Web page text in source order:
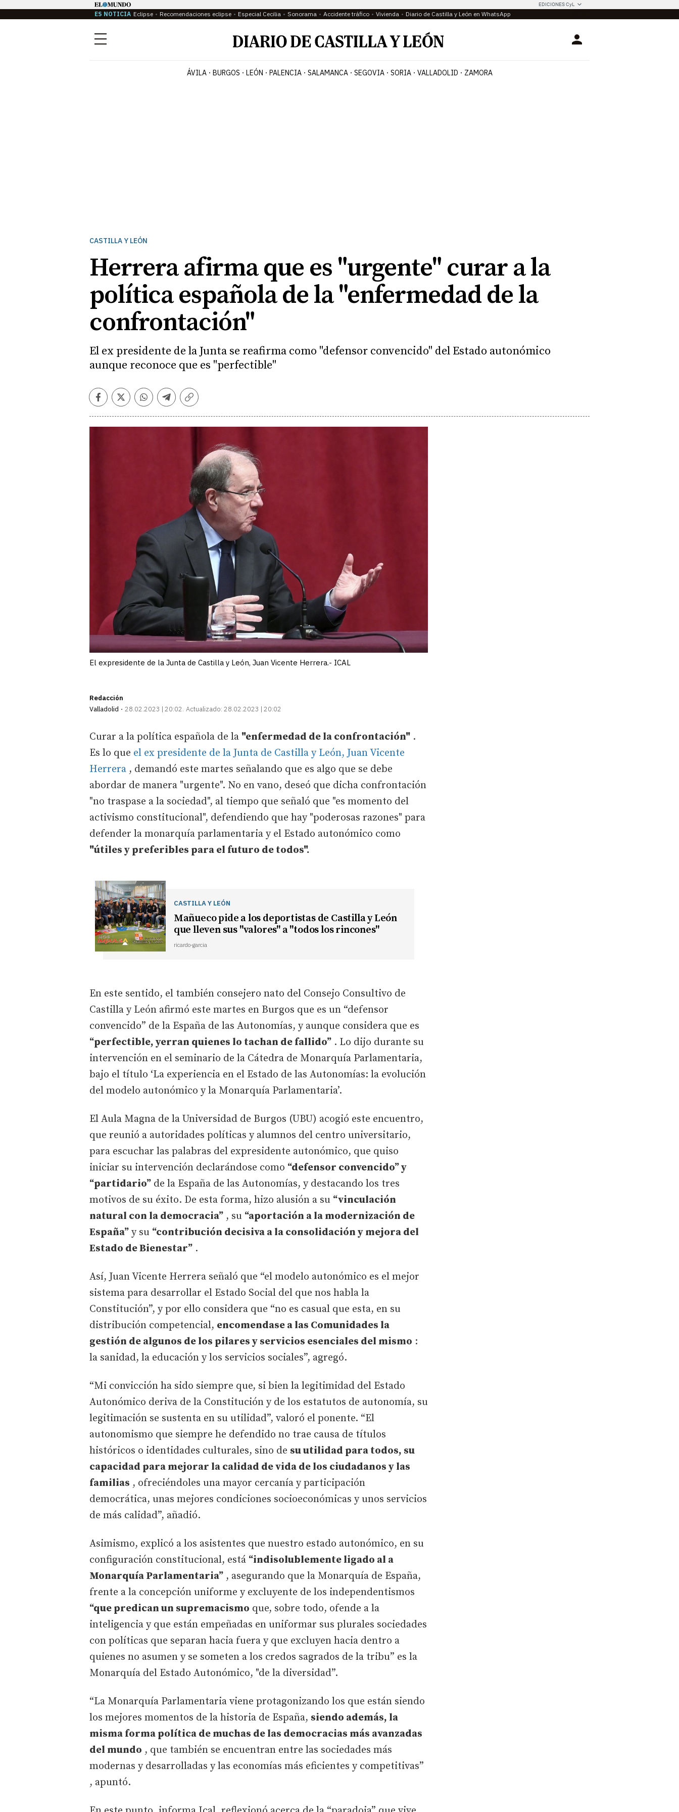
EDICIONES CyL
ES NOTICIA Eclipse Recomendaciones eclipse Especial Cecilia Sonorama Accidente tráfico Vivienda Diario de Castilla y León en WhatsApp
Menú Login
ÁVILA BURGOS LEÓN PALENCIA SALAMANCA SEGOVIA SORIA VALLADOLID ZAMORA
CASTILLA Y LEÓN
Herrera afirma que es "urgente" curar a la
política española de la "enfermedad de la
confrontación"
El ex presidente de la Junta se reafirma como "defensor convencido" del Estado autonómico
aunque reconoce que es "perfectible"
Facebook
TwitterWhatsapp
Telegram
Copiar
El expresidente de la Junta de Castilla y León, Juan Vicente Herrera.- ICAL
Redacción
Valladolid
28.02.2023 | 20:02 Actualizado: 28.02.2023 | 20:02
Curar a la política española de la "enfermedad de la confrontación" .
Es lo que el ex presidente de la Junta de Castilla y León, Juan Vicente
Herrera , demandó este martes señalando que es algo que se debe
abordar de manera "urgente". No en vano, deseó que dicha confrontación
"no traspase a la sociedad", al tiempo que señaló que "es momento del
activismo constitucional", defendiendo que hay "poderosas razones" para
defender la monarquía parlamentaria y el Estado autonómico como
"útiles y preferibles para el futuro de todos".
CASTILLA Y LEÓN
Mañueco pide a los deportistas de Castilla y León
que lleven sus "valores" a "todos los rincones"
ricardo-garcia
En este sentido, el también consejero nato del Consejo Consultivo de
Castilla y León afirmó este martes en Burgos que es un “defensor
convencido” de la España de las Autonomías, y aunque considera que es
“perfectible, yerran quienes lo tachan de fallido” . Lo dijo durante su
intervención en el seminario de la Cátedra de Monarquía Parlamentaria,
bajo el título ‘La experiencia en el Estado de las Autonomías: la evolución
del modelo autonómico y la Monarquía Parlamentaria’.
El Aula Magna de la Universidad de Burgos (UBU) acogió este encuentro,
que reunió a autoridades políticas y alumnos del centro universitario,
para escuchar las palabras del expresidente autonómico, que quiso
iniciar su intervención declarándose como “defensor convencido” y
“partidario” de la España de las Autonomías, y destacando los tres
motivos de su éxito. De esta forma, hizo alusión a su “vinculación
natural con la democracia” , su “aportación a la modernización de
España” y su “contribución decisiva a la consolidación y mejora del
Estado de Bienestar” .
Así, Juan Vicente Herrera señaló que “el modelo autonómico es el mejor
sistema para desarrollar el Estado Social del que nos habla la
Constitución”, y por ello considera que “no es casual que esta, en su
distribución competencial, encomendase a las Comunidades la
gestión de algunos de los pilares y servicios esenciales del mismo :
la sanidad, la educación y los servicios sociales”, agregó.
“Mi convicción ha sido siempre que, si bien la legitimidad del Estado
Autonómico deriva de la Constitución y de los estatutos de autonomía, su
legitimación se sustenta en su utilidad”, valoró el ponente. “El
autonomismo que siempre he defendido no trae causa de títulos
históricos o identidades culturales, sino de su utilidad para todos, su
capacidad para mejorar la calidad de vida de los ciudadanos y las
familias , ofreciéndoles una mayor cercanía y participación
democrática, unas mejores condiciones socioeconómicas y unos servicios
de más calidad”, añadió.
Asimismo, explicó a los asistentes que nuestro estado autonómico, en su
configuración constitucional, está “indisolublemente ligado al a
Monarquía Parlamentaria” , asegurando que la Monarquía de España,
frente a la concepción uniforme y excluyente de los independentismos
“que predican un supremacismo que, sobre todo, ofende a la
inteligencia y que están empeñadas en uniformar sus plurales sociedades
con políticas que separan hacia fuera y que excluyen hacia dentro a
quienes no asumen y se someten a los credos sagrados de la tribu” es la
Monarquía del Estado Autonómico, "de la diversidad”.
“La Monarquía Parlamentaria viene protagonizando los que están siendo
los mejores momentos de la historia de España, siendo además, la
misma forma política de muchas de las democracias más avanzadas
del mundo , que también se encuentran entre las sociedades más
modernas y desarrolladas y las economías más eficientes y competitivas”
, apuntó.